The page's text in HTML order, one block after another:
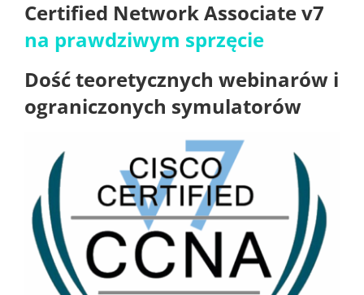
Certified Network Associate v7
na prawdziwym sprzęcie
Dość teoretycznych webinarów i
ograniczonych symulatorów